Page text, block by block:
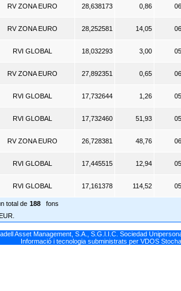
total de 188
fons
RV ZONA EURO 28,638173 0,86
RV ZONA EURO 28,252581 14,05
RVI GLOBAL 18,032293 3,00
RV ZONA EURO 27,892351 0,65
RVI GLOBAL 17,732644 1,26
RVI GLOBAL 17,732460 51,93
RV ZONA EURO 26,728381 48,76
RVI GLOBAL 17,445515 12,94
RVI GLOBAL 17,161378 114,52
Asset Management, S.A., S.G.I.I.C. Sociedad
Informació i tecnologia subministrats per VDOS